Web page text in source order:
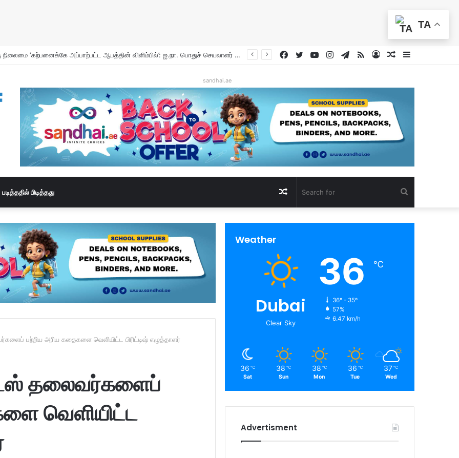
and Incense Burners Now Easily Available Online in UAE
Random
Log
RSS
Telegram
Instagram
YouTube
Twitter
Facebook
sandhai.ae
படித்ததில் பிடித்தது
for
Random
Article
பற்றிய அரிய கதைகளை வெளியிட்ட பிரிட்டிஷ் எழுத்தாளர்
தலைவர்களைப்
வெளியிட்ட
Weather
Dubai
Clear Sky
36 ℃
36º - 35º
57%
6.47 km/h
36 ℃
Sat
38 ℃
Sun
38 ℃
Mon
36 ℃
Tue
37 ℃
Wed
Advertisment
TA